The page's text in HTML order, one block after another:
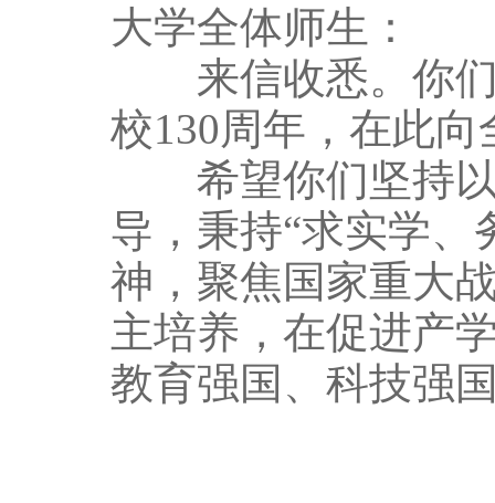
大学全体师生：
来信收悉。你们
校130周年，在此
希望你们坚持以
导，秉持“求实学、
神，聚焦国家重大
主培养，在促进产
教育强国、科技强